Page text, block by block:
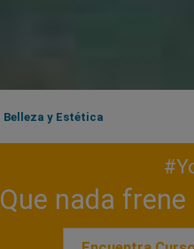
Belleza y Estética
Que nada